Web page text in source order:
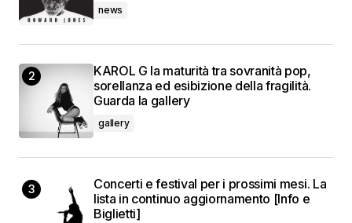
news
KAROL G la maturità tra sovranità pop,
sorellanza ed esibizione della fragilità.
Guarda la gallery
gallery
Concerti e festival per i prossimi mesi. La
lista in continuo aggiornamento [Info e
Biglietti]